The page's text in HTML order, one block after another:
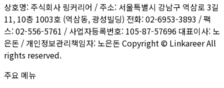
상호명: 주식회사 링커리어 / 주소: 서울특별시 강남구 역삼로 3길
11, 10층 1003호 (역삼동, 광성빌딩) 전화: 02-6953-3893 / 팩
스: 02-556-5761 / 사업자등록번호: 105-87-57696 대표이사: 노
은돈 / 개인정보관리책임자: 노은돈 Copyright © Linkareer All
rights reserved.
주요 메뉴